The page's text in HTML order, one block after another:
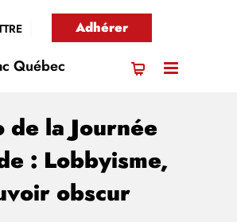
Adhérer
Québec
de la Journée
: Lobbyisme,
obscur